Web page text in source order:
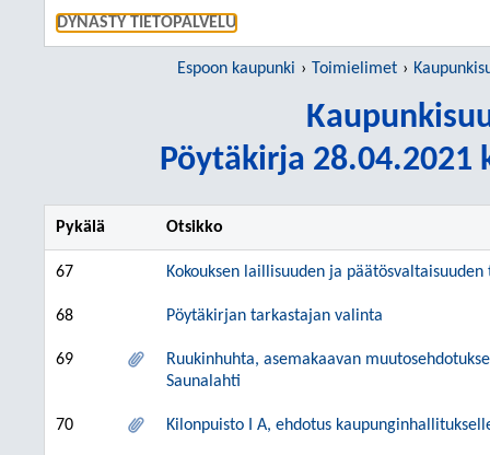
DYNASTY TIETOPALVELU
Espoon kaupunki Toimielimet
Pöytäkirja 28.04.2021
Pykälä Otsikko
67 Kokouksen laillisuuden ja
68 Pöytäkirjan tarkastajan valinta
69
Ruukinhuhta, asemakaavan
Saunalahti
70 Kilonpuisto I A, ehdotus